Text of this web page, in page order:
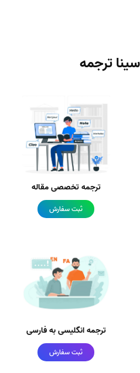
ترجمه
ترجمه تخصصی مقاله
ثبت سفارش
ترجمه انگلیسی به فارسی
ثبت سفارش